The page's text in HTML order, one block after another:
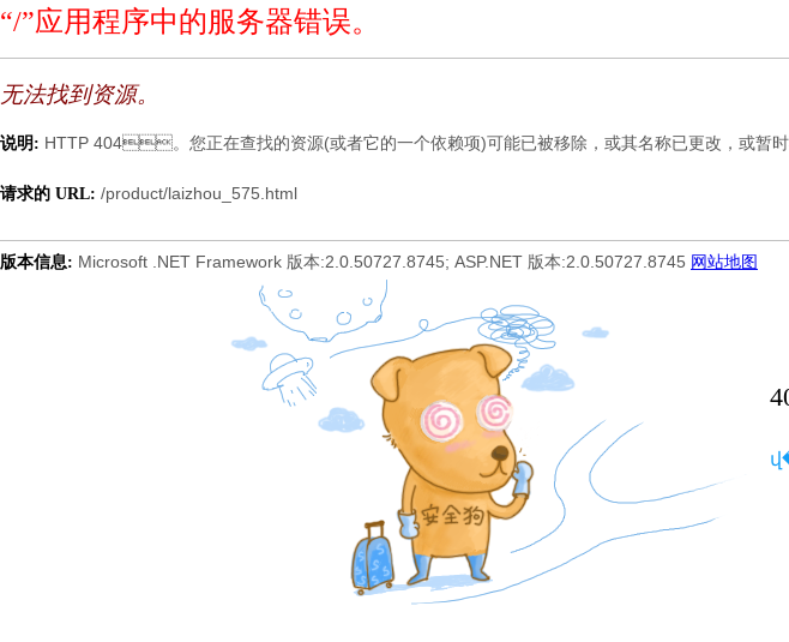
“/”应用程序中的服务器错误。
无法找到资源。
说明: HTTP 404。您正在查找的资源(或者它的一个依赖项)可能已被移除，或其名称已更改，或暂时不
请求的 URL: /product/laizhou_575.html
版本信息: Microsoft .NET Framework 版本:2.0.50727.8745; ASP.NET 版本:2.0.50727.8745 网站地图